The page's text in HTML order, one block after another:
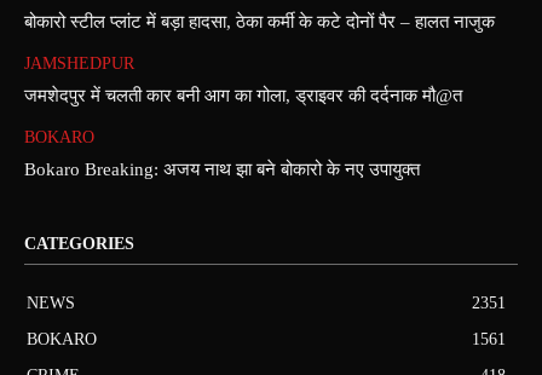
बोकारो स्टील प्लांट में बड़ा हादसा, ठेका कर्मी के कटे दोनों पैर – हालत नाजुक
JAMSHEDPUR
जमशेदपुर में चलती कार बनी आग का गोला, ड्राइवर की दर्दनाक मौ@त
BOKARO
Bokaro Breaking: अजय नाथ झा बने बोकारो के नए उपायुक्त
CATEGORIES
NEWS
2351
BOKARO
1561